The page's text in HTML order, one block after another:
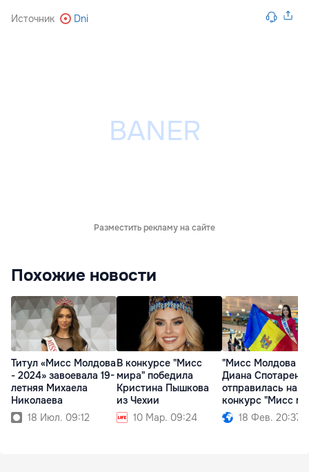
Источник Dni
Разместить рекламу на сайте
Похожие новости
Титул «Мисс Молдова
- 2024» завоевала 19-
летняя Михаела
Николаева
18 Июл. 09:12
В конкурсе "Мисс
мира" победила
Кристина Пышкова
из Чехии
10 Мар. 09:24
"Мисс Молдова
Диана
отправилась на
конкурс "Мисс
18 Фев. 20:37